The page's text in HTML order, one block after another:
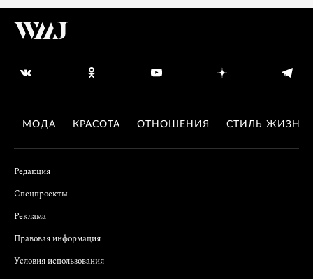
МОДА КРАСОТА ОТНОШЕНИЯ СТИЛЬ ЖИЗНИ
Редакция
Спецпроекты
Реклама
Правовая информация
Условия использования